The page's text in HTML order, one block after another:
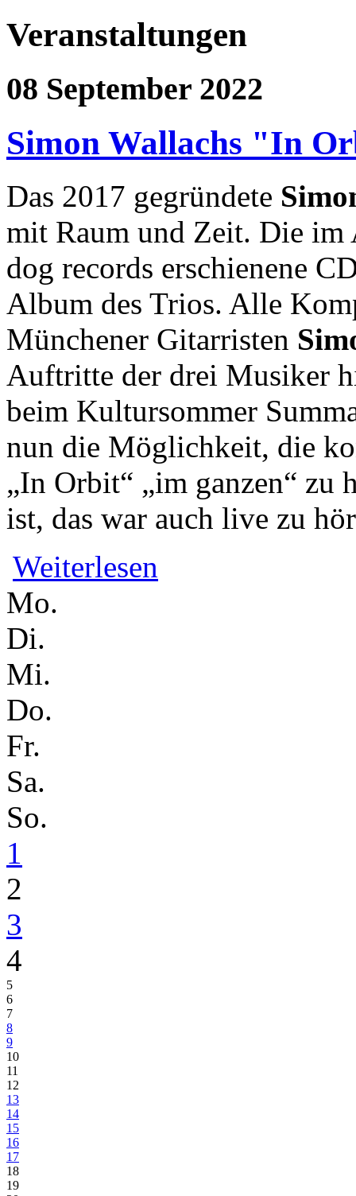
Veranstaltungen
08 September 2022
Simon Wallachs "In
Das 2017 gegründete
mit Raum und Zeit. Die
dog records erschienene
Album des Trios. Alle
Münchener Gitarristen
Auftritte der drei Musiker
beim Kultursommer
nun die Möglichkeit, die
„In Orbit“ „im ganzen“ zu
ist, das war auch live zu
Weiterlesen
Mo.
Di.
Mi.
Do.
Fr.
Sa.
So.
1
2
3
4
5
6
7
8
9
10
11
12
13
14
15
16
17
18
19